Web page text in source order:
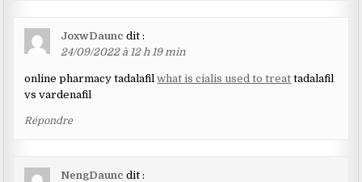
JoxwDaunc dit :
24/09/2022 à 12 h 19 min
online pharmacy tadalafilwhat is cialis used to treat tadalafil
vs vardenafil
Répondre
NengDaunc dit :